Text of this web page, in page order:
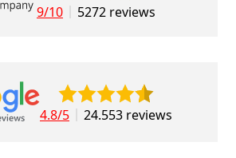
9/10 5272 reviews
4.8/5 24.553 reviews